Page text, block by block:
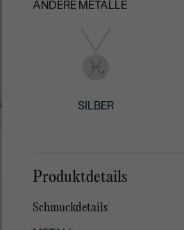
ANDERE METALLE
SILBER
Produktdetails
Schmuckdetails